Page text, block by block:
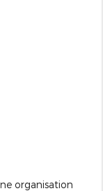
organisation